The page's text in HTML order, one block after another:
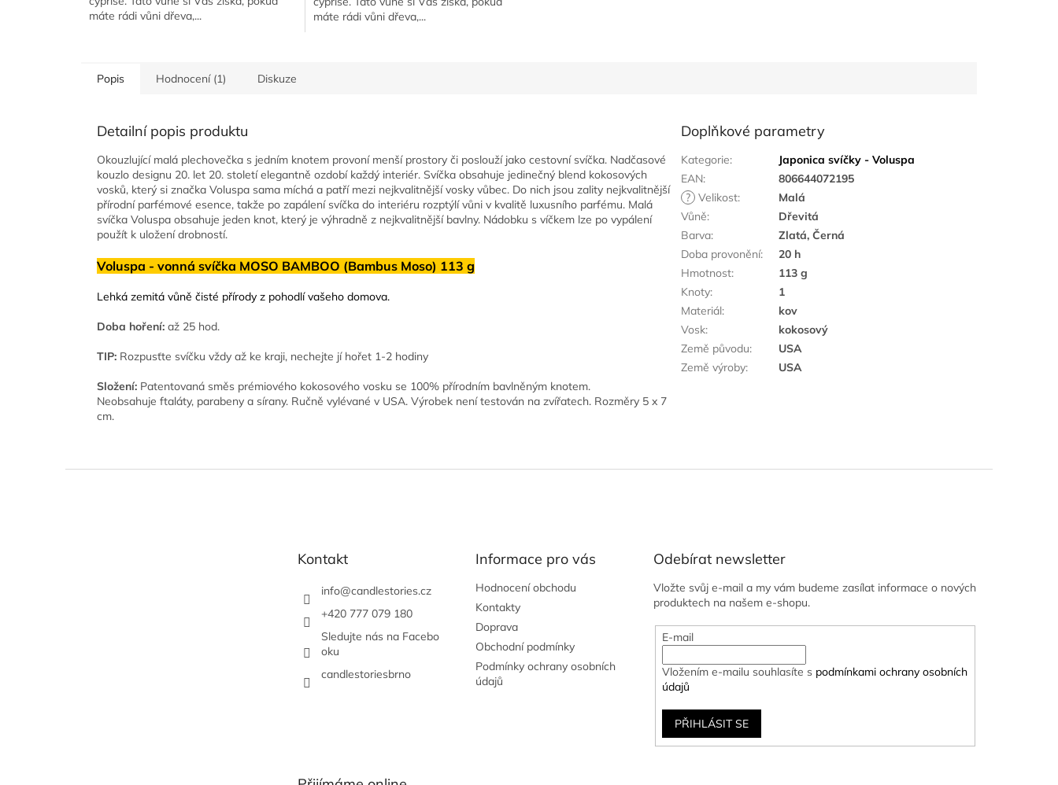
hvězdiček.
máte rádi vůni dřeva,...
máte rádi vůni dřeva,...
Popis Hodnocení (1) Diskuze
Detailní popis produktu
Okouzlující malá plechovečka s jedním knotem provoní menší prostory či poslouží jako cestovní svíčka. Nadčasové
kouzlo designu 20. let 20. století elegantně ozdobí každý interiér. Svíčka obsahuje jedinečný blend kokosových
vosků, který si značka Voluspa sama míchá a patří mezi nejkvalitnější vosky vůbec. Do nich jsou zality nejkvalitnější
přírodní parfémové esence, takže po zapálení svíčka do interiéru rozptýlí vůni v kvalitě luxusního parfému. Malá
svíčka Voluspa obsahuje jeden knot, který je výhradně z nejkvalitnější bavlny. Nádobku s víčkem lze po vypálení
použít k uložení drobností.
Voluspa - vonná svíčka MOSO BAMBOO (Bambus Moso) 113 g
Lehká zemitá vůně čisté přírody z pohodlí vašeho domova.
Doba hoření: až 25 hod.
TIP: Rozpusťte svíčku vždy až ke kraji, nechejte jí hořet 1-2 hodiny
Složení: Patentovaná směs prémiového kokosového vosku se 100% přírodním bavlněným knotem.
Neobsahuje ftaláty, parabeny a sírany. Ručně vylévané v USA. Výrobek není testován na zvířatech. Rozměry 5 x 7
cm.
Doplňkové parametry
Kategorie:
Japonica svíčky - Voluspa
EAN:
806644072195
? Velikost:
Malá
Vůně:
Dřevitá
Barva:
Zlatá, Černá
Doba provonění:
20 h
Hmotnost:
113 g
Knoty:
1
Materiál:
kov
Vosk:
kokosový
Země původu:
USA
Země výroby: USA
Kontakt
info@candlestories.cz
+420 777 079 180
Sledujte nás na Facebo
oku
candlestoriesbrno
Informace pro vás
Hodnocení obchodu
Kontakty
Doprava
Obchodní podmínky
Podmínky ochrany osobních
údajů
Odebírat newsletter
Vložte svůj e-mail a my vám budeme zasílat informace o nových
produktech na našem e-shopu.
E-mail
Vložením e-mailu souhlasíte s podmínkami ochrany osobních
údajů
PŘIHLÁSIT SE